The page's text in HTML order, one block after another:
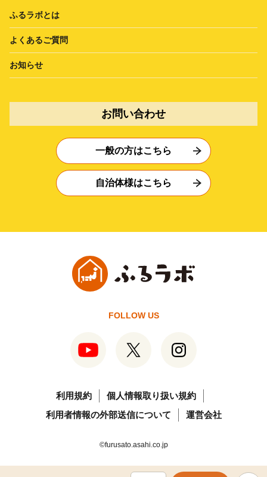
ふるラボとは
よくあるご質問
お知らせ
お問い合わせ
一般の方はこちら
自治体様はこちら
FOLLOW US
利用規約
個人情報取り扱い規約
利用者情報の外部送信について
運営会社
©furusato.asahi.co.jp